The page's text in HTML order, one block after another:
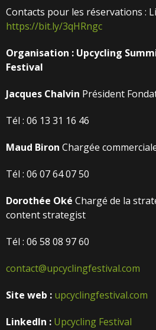
Contacts pour les réservations :
https://bit.ly/3qHRngc
Organisation : Upcycling
Festival
Jacques Chalvin Président
Tél : 06 13 31 16 46
Maud Biron Chargée
Tél : 06 07 64 07 50
Dorothée Oké Chargé de la
content strategist
Tél : 06 58 08 97 60
contact@upcyclingfestival.com
Site web : upcyclingfestival.com
LinkedIn : Upcycling Festival